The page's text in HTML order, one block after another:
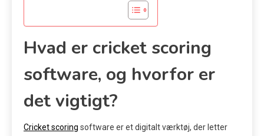
Hvad er cricket scoring
software, og hvorfor er
det vigtigt?
Cricket scoring software er et digitalt værktøj, der letter